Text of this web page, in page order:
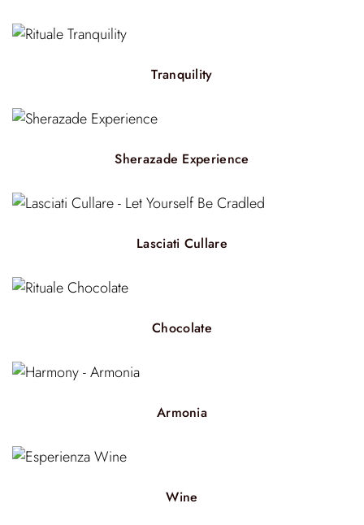
Tranquility
Sherazade Experience
Lasciati Cullare
Chocolate
Armonia
Wine